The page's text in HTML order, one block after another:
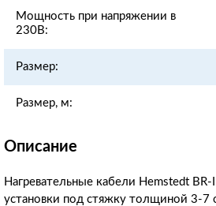
Мощность при напряжении в
230В:
Размер:
Размер, м:
Описание
Нагревательные кабели Hemstedt
установки под стяжку толщиной 3-7